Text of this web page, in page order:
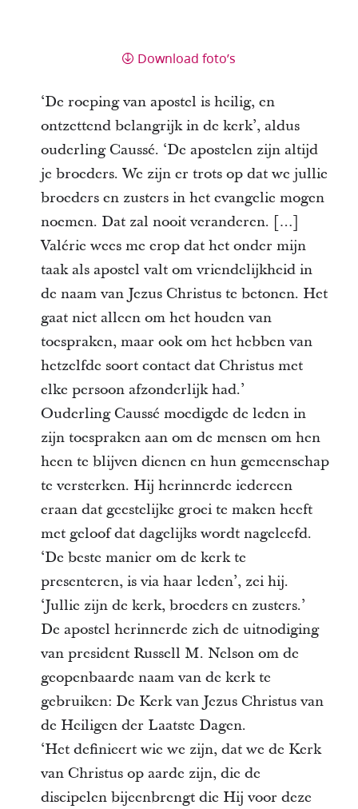
Download foto’s
‘De roeping van apostel is heilig, en
ontzettend belangrijk in de kerk’, aldus
ouderling Caussé. ‘De apostelen zijn altijd
je broeders. We zijn er trots op dat we jullie
broeders en zusters in het evangelie mogen
noemen. Dat zal nooit veranderen. […]
Valérie wees me erop dat het onder mijn
taak als apostel valt om vriendelijkheid in
de naam van Jezus Christus te betonen. Het
gaat niet alleen om het houden van
toespraken, maar ook om het hebben van
hetzelfde soort contact dat Christus met
elke persoon afzonderlijk had.’
Ouderling Caussé moedigde de leden in
zijn toespraken aan om de mensen om hen
heen te blijven dienen en hun gemeenschap
te versterken. Hij herinnerde iedereen
eraan dat geestelijke groei te maken heeft
met geloof dat dagelijks wordt nageleefd.
‘De beste manier om de kerk te
presenteren, is via haar leden’, zei hij.
‘Jullie zijn de kerk, broeders en zusters.’
De apostel herinnerde zich de uitnodiging
van president Russell M. Nelson om de
geopenbaarde naam van de kerk te
gebruiken: De Kerk van Jezus Christus van
de Heiligen der Laatste Dagen.
‘Het definieert wie we zijn, dat we de Kerk
van Christus op aarde zijn, die de
discipelen bijeenbrengt die Hij voor deze